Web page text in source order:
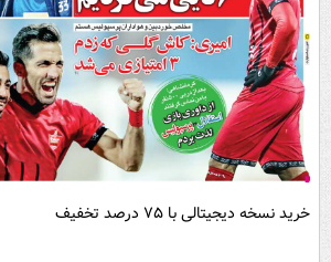
خرید نسخه دیجیتالی با ۷۵ درصد تخفیف